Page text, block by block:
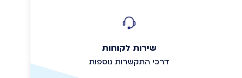
שירות לקוחות
דרכי התקשרות נוספות